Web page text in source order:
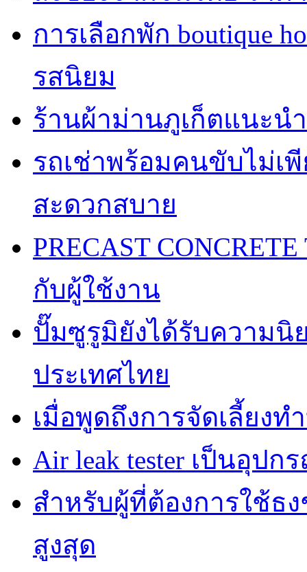
การเลือกพัก boutique
รสนิยม
ร้านผ้าม่านภูเก็ตแนะน
รถเช่าพร้อมคนขับไม่เ
สะดวกสบาย
PRECAST
กับผู้ใช้งาน
ปั๊มซูรูมิยังได้รับความนิ
ประเทศไทย
เมื่อพูดถึงการจัดเลี้ยง
Air leak tester เป็นอุป
สำหรับผู้ที่ต้องการใช้ธ
สูงสุด